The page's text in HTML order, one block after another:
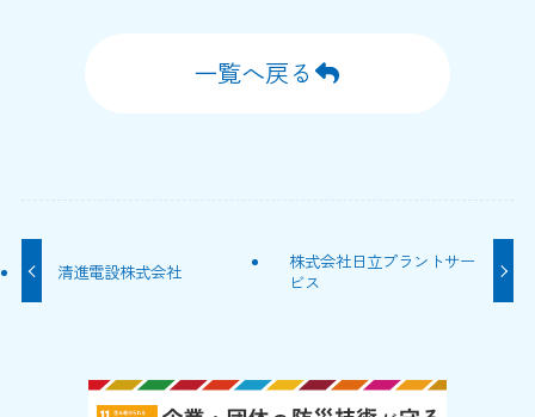
一覧へ戻る
清進電設株式会社
株式会社日立プラントサー
ビス